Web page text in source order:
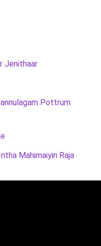
Jenithaar
Pottrum
Mahimaiyin Raja